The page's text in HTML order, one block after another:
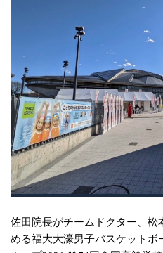
佐田院長がチームドクター、松
める福大大濠男子バスケットボ